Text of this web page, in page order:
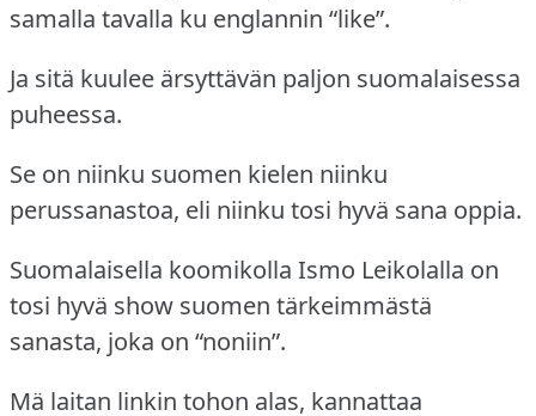
samalla tavalla ku englannin “like”.
Ja sitä kuulee ärsyttävän paljon suomalaisessa
puheessa.
Se on niinku suomen kielen niinku
perussanastoa, eli niinku tosi hyvä sana oppia.
Suomalaisella koomikolla Ismo Leikolalla on
tosi hyvä show suomen tärkeimmästä
sanasta, joka on “noniin”.
Mä laitan linkin tohon alas, kannattaa